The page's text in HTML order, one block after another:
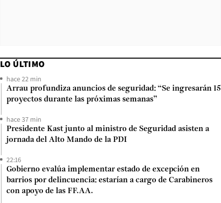
LO ÚLTIMO
hace 22 min
Arrau profundiza anuncios de seguridad: “Se ingresarán 15
proyectos durante las próximas semanas”
hace 37 min
Presidente Kast junto al ministro de Seguridad asisten a
jornada del Alto Mando de la PDI
22:16
Gobierno evalúa implementar estado de excepción en
barrios por delincuencia: estarían a cargo de Carabineros
con apoyo de las FF.AA.